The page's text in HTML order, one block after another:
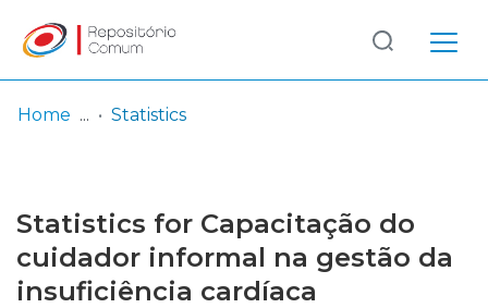
Browse repository
Entities
Log
In
(current)
Home Statistics
Statistics for Capacitação do
cuidador informal na gestão da
insuficiência cardíaca